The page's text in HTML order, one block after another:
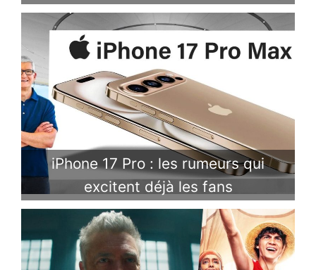
iPhone 17 Pro : les rumeurs qui
excitent déjà les fans